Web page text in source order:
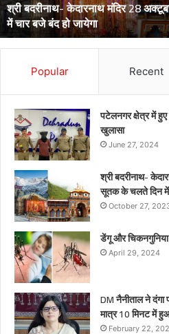
अर्लटApril 29, 2024
डेंगू और चिकनगुनिया को लेकर स्वास्थ्य
Popular Recent
पटेलनगर क्षेत्र में
खुलासा
June 27, 2024
श्री बदरीनाथ-
सूतक के चलते दिन में
October 27,
डेंगू और
April 29, 2024
DM नैनीताल ने दंगा
मात्र 10 मिनट में
February 22,